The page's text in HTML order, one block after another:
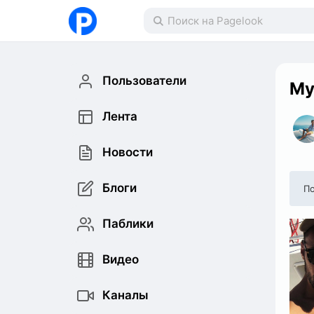
Пользователи
Лента
Новости
Блоги
Паблики
Видео
Каналы